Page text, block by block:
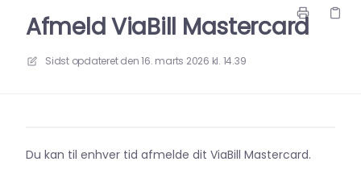
Afmeld ViaBill Mastercard
Sidst opdateret den16. marts 2026 kl. 14.39
Du kan til enhver tid afmelde dit ViaBill Mastercard.